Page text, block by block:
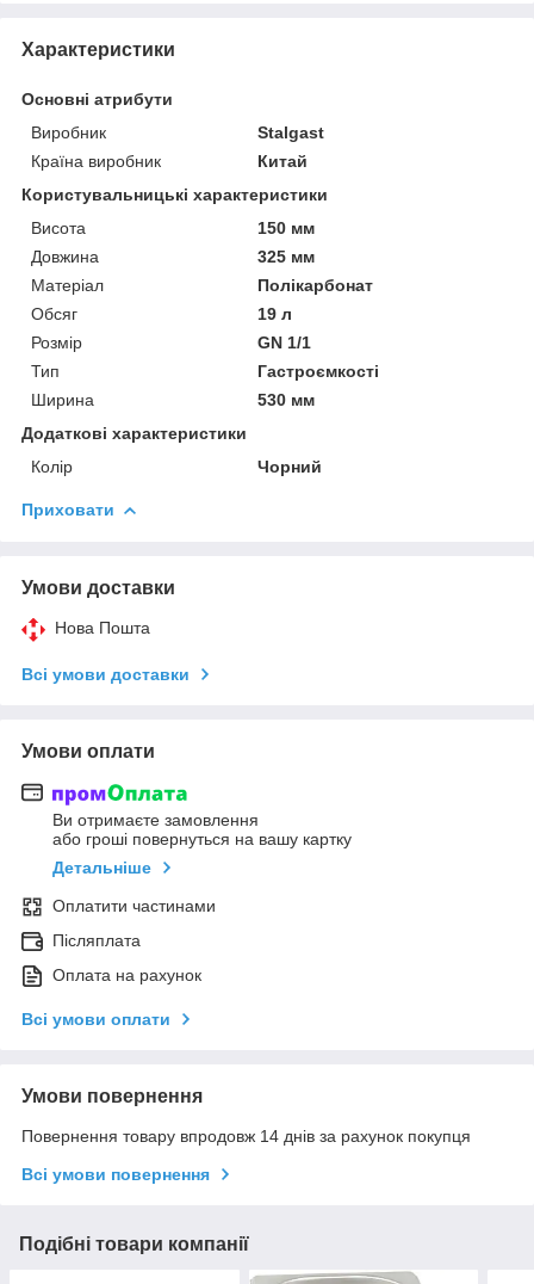
Характеристики
Основні атрибути
Виробник
Stalgast
Країна виробник
Китай
Користувальницькі характеристики
Висота
150 мм
Довжина
325 мм
Матеріал
Полікарбонат
Обсяг
19 л
Розмір
GN 1/1
Тип
Гастроємкості
Ширина
530 мм
Додаткові характеристики
Колір
Чорний
Приховати
Умови доставки
Нова Пошта
Всі умови доставки
Умови оплати
Ви отримаєте замовлення
або гроші повернуться на вашу картку
Детальніше
Оплатити частинами
Післяплата
Оплата на рахунок
Всі умови оплати
Умови повернення
Повернення товару впродовж 14 днів за рахунок покупця
Всі умови повернення
Подібні товари компанії